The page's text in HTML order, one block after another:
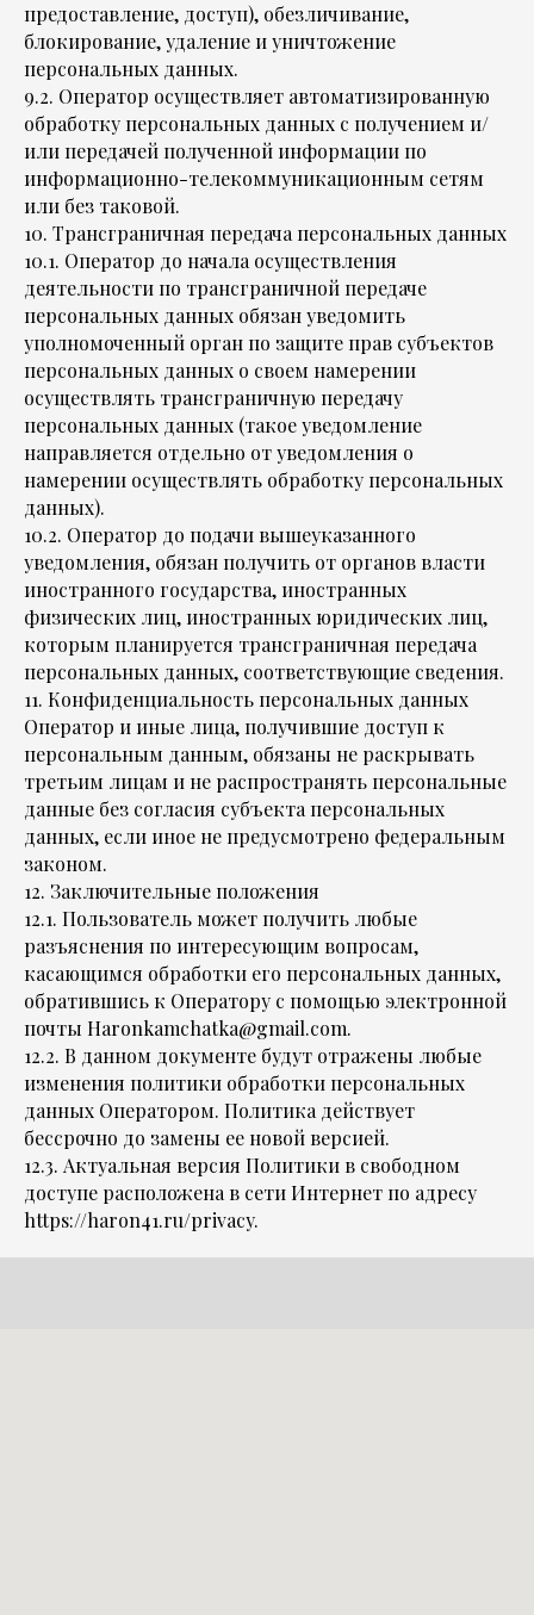
предоставление, доступ), обезличивание,
блокирование, удаление и уничтожение
персональных данных.
9.2. Оператор осуществляет автоматизированную
обработку персональных данных с получением и/
или передачей полученной информации по
информационно-телекоммуникационным сетям
или без таковой.
10. Трансграничная передача персональных данных
10.1. Оператор до начала осуществления
деятельности по трансграничной передаче
персональных данных обязан уведомить
уполномоченный орган по защите прав субъектов
персональных данных о своем намерении
осуществлять трансграничную передачу
персональных данных (такое уведомление
направляется отдельно от уведомления о
намерении осуществлять обработку персональных
данных).
10.2. Оператор до подачи вышеуказанного
уведомления, обязан получить от органов власти
иностранного государства, иностранных
физических лиц, иностранных юридических лиц,
которым планируется трансграничная передача
персональных данных, соответствующие сведения.
11. Конфиденциальность персональных данных
Оператор и иные лица, получившие доступ к
персональным данным, обязаны не раскрывать
третьим лицам и не распространять персональные
данные без согласия субъекта персональных
данных, если иное не предусмотрено федеральным
законом.
12. Заключительные положения
12.1. Пользователь может получить любые
разъяснения по интересующим вопросам,
касающимся обработки его персональных данных,
обратившись к Оператору с помощью электронной
почты Haronkamchatka@gmail.com.
12.2. В данном документе будут отражены любые
изменения политики обработки персональных
данных Оператором. Политика действует
бессрочно до замены ее новой версией.
12.3. Актуальная версия Политики в свободном
доступе расположена в сети Интернет по адресу
https://haron41.ru/privacy.